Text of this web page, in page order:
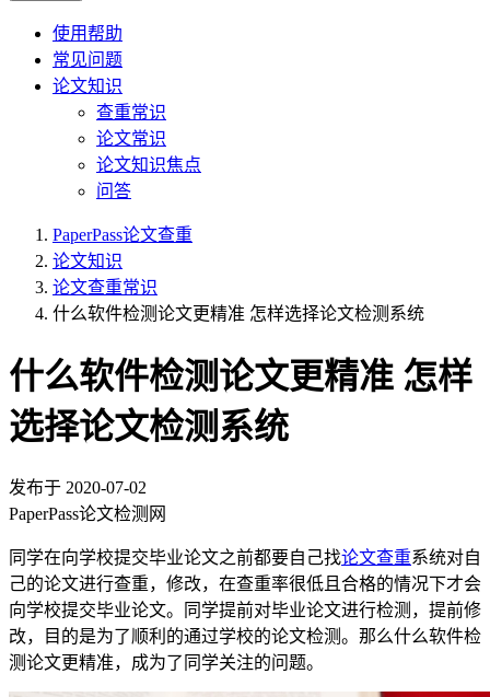
使用帮助
常见问题
论文知识
查重常识
论文常识
论文知识焦点
问答
PaperPass论文查重
论文知识
论文查重常识
什么软件检测论文更精准 怎样选择论文检测系统
什么软件检测论文更精准 怎样
选择论文检测系统
发布于 2020-07-02
PaperPass论文检测网
同学在向学校提交毕业论文之前都要自己找论文查重系统对自
己的论文进行查重，修改，在查重率很低且合格的情况下才会
向学校提交毕业论文。同学提前对毕业论文进行检测，提前修
改，目的是为了顺利的通过学校的论文检测。那么什么软件检
测论文更精准，成为了同学关注的问题。